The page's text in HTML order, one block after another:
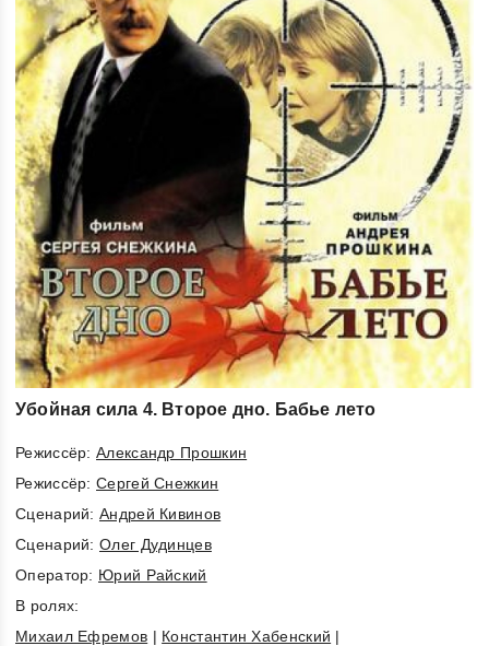
Убойная сила 4. Второе дно. Бабье лето
Режиссёр:Александр Прошкин
Режиссёр:Сергей Снежкин
Cценарий: Андрей Кивинов
Cценарий: Олег Дудинцев
Оператор: Юрий Райский
В ролях:
Михаил Ефремов | Константин Хабенский |